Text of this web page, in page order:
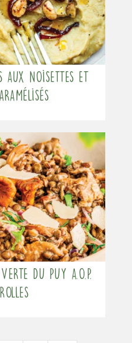
aux noisettes et
du Puy A.O.P.